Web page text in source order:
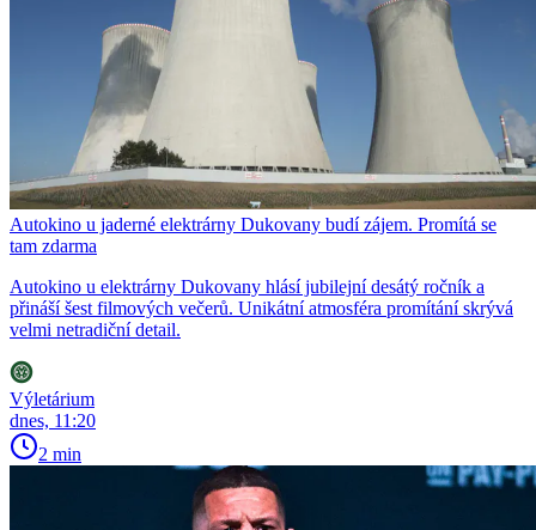
Autokino u jaderné elektrárny Dukovany budí zájem. Promítá se
tam zdarma
Autokino u elektrárny Dukovany hlásí jubilejní desátý ročník a
přináší šest filmových večerů. Unikátní atmosféra promítání skrývá
velmi netradiční detail.
Výletárium
dnes, 11:20
2 min